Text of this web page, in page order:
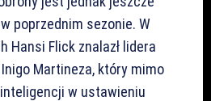
poprzednim sezonie. W
Hansi Flick znalazł lidera
Martineza, który mimo
w ustawieniu